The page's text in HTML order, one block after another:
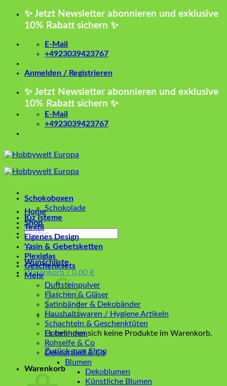
Zum
✨ Jetzt Newsletter abonnieren und exklusive
10% Rabatt sichern ✨
E-Mail
+4923039423767
Anmelden / Registrieren
✨ Jetzt Newsletter abonnieren und exklusive
10% Rabatt sichern ✨
E-Mail
+4923039423767
Home
Shop
Suchen
nach:
Wunschliste
Warenkorb / 0,00 €
Es befinden sich keine Produkte im Warenkorb.
Zurück zum Shop
Warenkorb
Schokoboxen
Schokolade
Kız İsteme
Textil
Eigenes Design
Yasin & Gebetsketten
Plexiglas
Geschenksets
Mehr
Duftsteinpulver
Flaschen & Gläser
Satinbänder & Dekobänder
Haushaltswaren / Hygiene Artikeln
Schachteln & Geschenktüten
Holzrahmen
Rohseife & Co
Dekoartikel & Co
Blumen
Dekoblumen
Künstliche Blumen